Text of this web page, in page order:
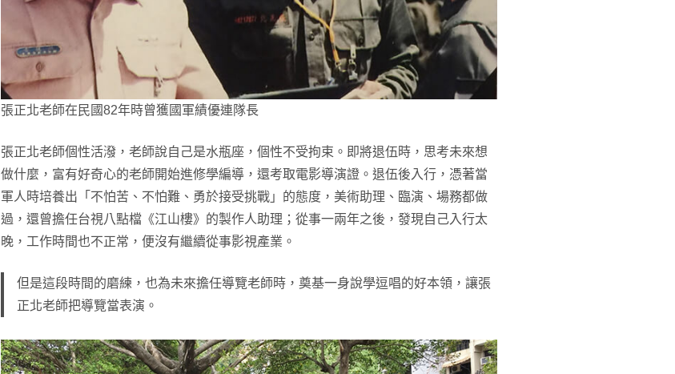
張正北老師在民國82年時曾獲國軍績優連隊長
張正北老師個性活潑，老師說自己是水瓶座，個性不受拘束。即將退伍時，思考未來想
做什麼，富有好奇心的老師開始進修學編導，還考取電影導演證。退伍後入行，憑著當
軍人時培養出「不怕苦、不怕難、勇於接受挑戰」的態度，美術助理、臨演、場務都做
過，還曾擔任台視八點檔《江山樓》的製作人助理；從事一兩年之後，發現自己入行太
晚，工作時間也不正常，便沒有繼續從事影視產業。
但是這段時間的磨練，也為未來擔任導覽老師時，奠基一身說學逗唱的好本領，讓張
正北老師把導覽當表演。